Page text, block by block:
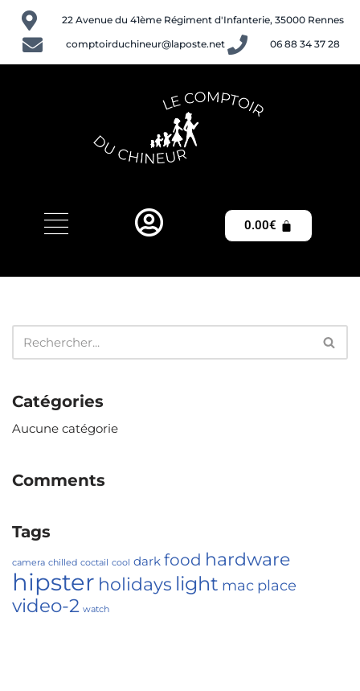
Aller
au
22 Avenue du 41ème Régiment d'Infanterie, 35000 Rennes
comptoirduchineur@laposte.net
06 88 34 37 28
0.00€
Catégories
Aucune catégorie
Comments
Tags
camera chilled coctail cool dark food hardware
hipster holidays light mac place
video-2 watch